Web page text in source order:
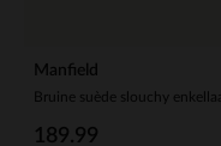
Manfield
189.99